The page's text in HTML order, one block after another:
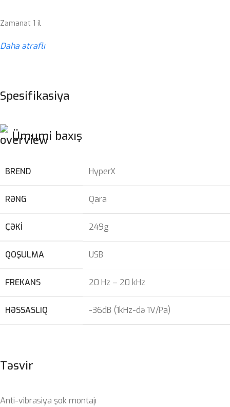
Zəmanət 1 il
Daha ətraflı
Təsvir
Anti-vibrasiya şok montajı
Spesifikasiya
Ümumi baxış
BREND HyperX
RƏNG Qara
ÇƏKI 249g
QOŞULMA USB
FREKANS 20 Hz – 20 kHz
HƏSSASLIQ -36dB (1kHz-də 1V/Pa)